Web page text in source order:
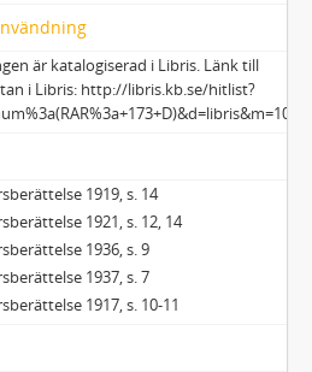
är katalogiserad i Libris. Länk till
i Libris: http://libris.kb.se/hitlist?
1919, s. 14
1921, s. 12, 14
1936, s. 9
1937, s. 7
1917, s. 10-11